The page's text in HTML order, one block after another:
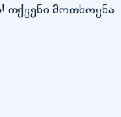
თქვენი მოთხოვნა